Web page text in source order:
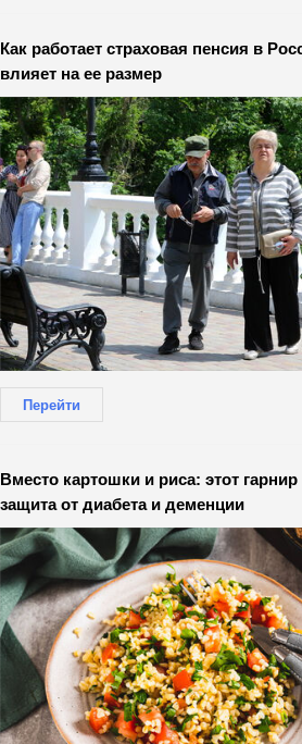
Как работает страховая пенсия в
влияет на ее размер
Перейти
Вместо картошки и риса: этот гарнир
защита от диабета и деменции